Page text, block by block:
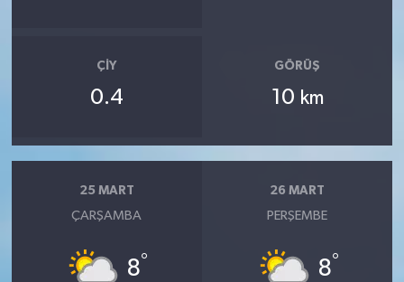
ÇIY
0.4
GÖRÜŞ
10 km
25 MART
ÇARŞAMBA
8°
26 MART
PERŞEMBE
8°